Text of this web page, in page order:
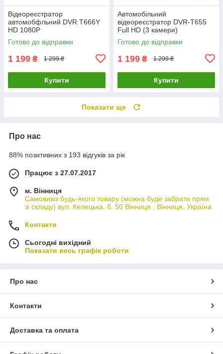
Відеореєстратор
автомобфльний DVR T666Y
HD 1080P
Готово до відправки
1 199 ₴ 1 299 ₴
Купити
Автомобільний
відеореєстратор DVR-T655
Full HD (3 камери)
Готово до відправки
1 199 ₴ 1 299 ₴
Купити
Показати ще
Про нас
88% позитивних з 193 відгуків за рік
Працює з 27.07.2017
м. Вінниця
Самовивіз будь-якого товару (можна буде забрати прям
зі складу) вул. Келецька, б. 50 Вінниця , Вінниця, Україна
Контакти
Сьогодні вихідний
Показати весь графік роботи
Про нас
Контакти
Доставка та оплата